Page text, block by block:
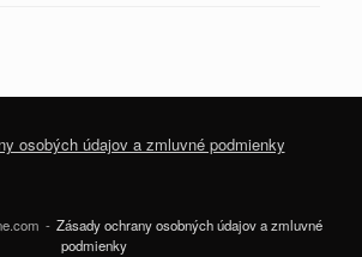
osobých údajov a zmluvné podmienky
Zásady ochrany osobných údajov a zmluvné
podmienky